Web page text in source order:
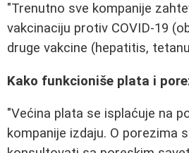
"Trenutno sve kompanije
vakcinaciju protiv COVID-19
druge vakcine (hepatitis,
Kako funkcioniše plata i
"Većina plata se isplaćuje na
kompanije izdaju. O porezima